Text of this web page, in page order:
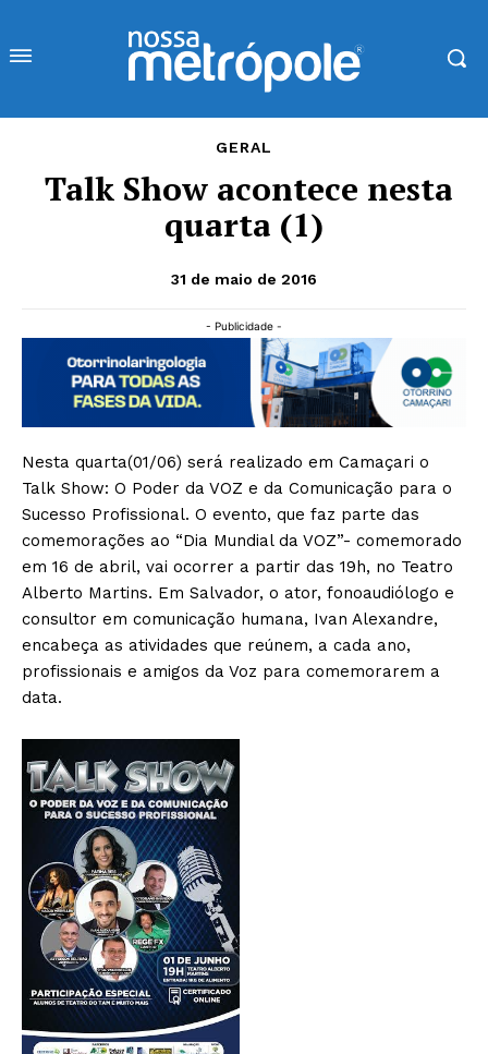
GERAL
Talk Show acontece nesta
quarta (1)
31 de maio de 2016
- Publicidade -
Nesta quarta(01/06) será realizado em Camaçari o
Talk Show: O Poder da VOZ e da Comunicação para o
Sucesso Profissional. O evento, que faz parte das
comemorações ao “Dia Mundial da VOZ”- comemorado
em 16 de abril, vai ocorrer a partir das 19h, no Teatro
Alberto Martins. Em Salvador, o ator, fonoaudiólogo e
consultor em comunicação humana, Ivan Alexandre,
encabeça as atividades que reúnem, a cada ano,
profissionais e amigos da Voz para comemorarem a
data.